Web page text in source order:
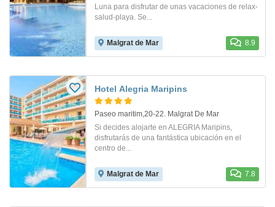
Luna para disfrutar de unas vacaciones de relax-
salud-playa. Se...
Malgrat de Mar 8.9
Hotel Alegria Maripins
Paseo maritim,20-22. Malgrat De Mar
Si decides alojarte en ALEGRIA Maripins,
disfrutarás de una fantástica ubicación en el
centro de...
Malgrat de Mar 7.8